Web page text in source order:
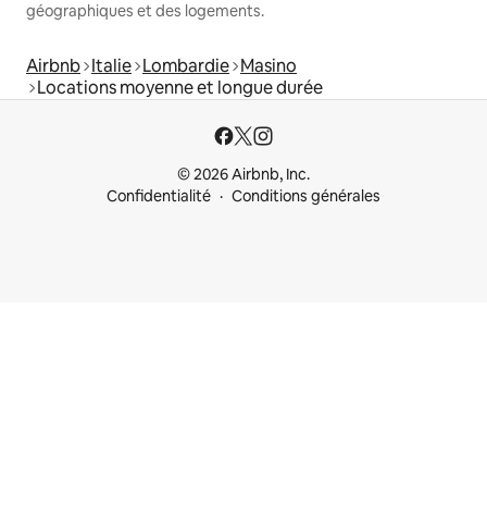
géographiques et des logements.
Airbnb Italie Lombardie Masino
Locations moyenne et longue durée
© 2026 Airbnb, Inc.
Confidentialité
Conditions générales